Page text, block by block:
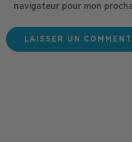
navigateur pour mon